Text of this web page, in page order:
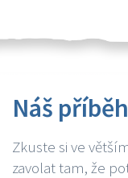
Náš příběh
Zkuste si ve
zavolat tam, že